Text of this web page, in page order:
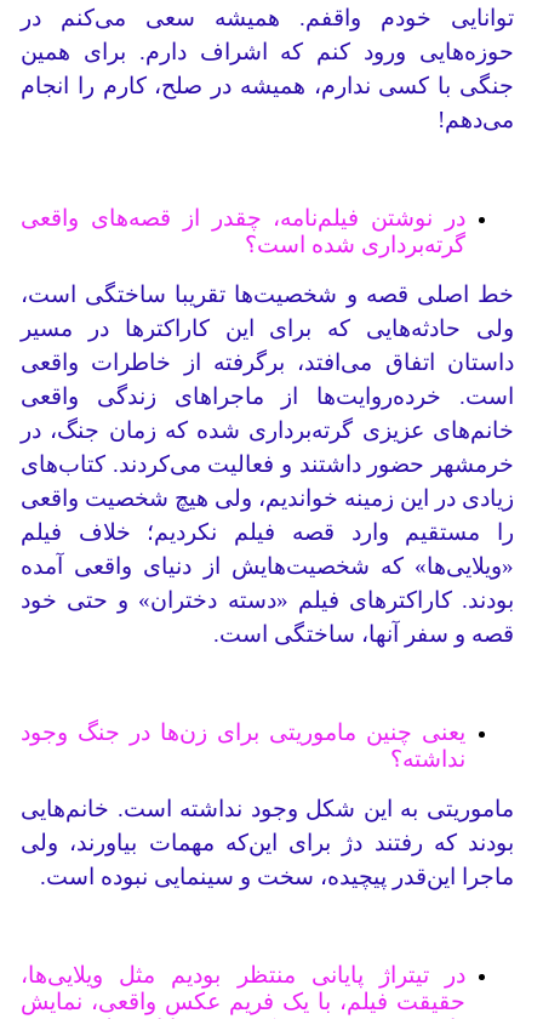
توانایی خودم واقفم. همیشه سعی می‌کنم در
حوزه‌هایی ورود کنم که اشراف دارم. برای همین
جنگی با کسی ندارم، همیشه در صلح، کارم را انجام
می‌دهم!
در نوشتن فیلم‌نامه، چقدر از قصه‌های واقعی
گرته‌برداری شده است؟
خط اصلی قصه و شخصیت‌ها تقریبا ساختگی است،
ولی حادثه‌هایی که برای این کاراکترها در مسیر
داستان اتفاق می‌افتد، برگرفته از خاطرات واقعی
است. خرده‌روایت‌ها از ماجراهای زندگی واقعی
خانم‌های عزیزی گرته‌برداری شده که زمان جنگ، در
خرمشهر حضور داشتند و فعالیت می‌کردند. کتاب‌های
زیادی در این زمینه خواندیم، ولی هیچ شخصیت واقعی
را مستقیم وارد قصه‌ فیلم نکردیم؛ خلاف فیلم
«ویلایی‌ها» که شخصیت‌هایش از دنیای واقعی آمده
بودند. کاراکترهای فیلم «دسته دختران» و حتی خود
قصه و سفر آنها، ساختگی است.
یعنی چنین ماموریتی برای زن‌ها در جنگ وجود
نداشته؟
ماموریتی به این شکل وجود نداشته است. خانم‌هایی
بودند که رفتند دژ برای این‌که مهمات بیاورند، ولی
ماجرا این‌قدر پیچیده، سخت و سینمایی نبوده است.
در تیتراژ پایانی منتظر بودیم مثل ویلایی‌ها،
حقیقت فیلم، با یک فریم عکس واقعی، نمایش